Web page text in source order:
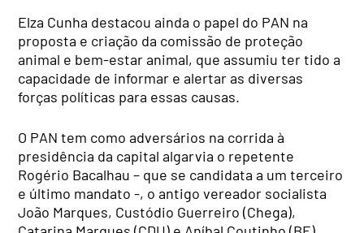
Elza Cunha destacou ainda o papel do PAN na
proposta e criação da comissão de proteção
animal e bem-estar animal, que assumiu ter tido a
capacidade de informar e alertar as diversas
forças políticas para essas causas.
O PAN tem como adversários na corrida à
presidência da capital algarvia o repetente
Rogério Bacalhau – que se candidata a um terceiro
e último mandato -, o antigo vereador socialista
João Marques, Custódio Guerreiro (Chega),